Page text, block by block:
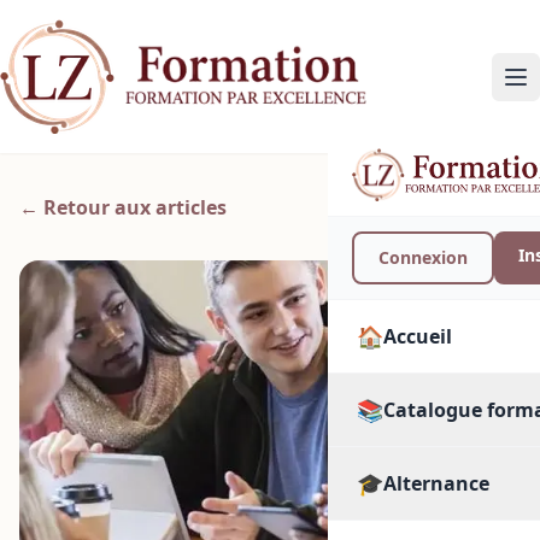
Connexion
🏠Accueil
📚Catalogue
🔍Toutes les
🎓Alternance
← Retour aux articles